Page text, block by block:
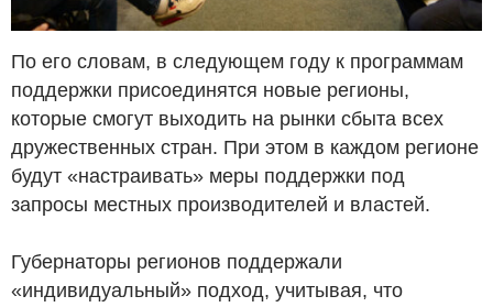
По его словам, в следующем году к программам
поддержки присоединятся новые регионы,
которые смогут выходить на рынки сбыта всех
дружественных стран. При этом в каждом регионе
будут «настраивать» меры поддержки под
запросы местных производителей и властей.
Губернаторы регионов поддержали
«индивидуальный» подход, учитывая, что